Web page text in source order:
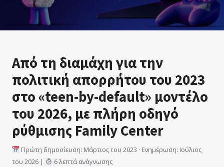
Από τη διαμάχη για την
πολιτική απορρήτου του 2023
στο «teen-by-default» μοντέλο
του 2026, με πλήρη οδηγό
ρύθμισης Family Center
Πρώτη δημοσίευση: Μάρτιος του 2023 · Ενημέρωση: Ιούλιος
του 2026 |
6 λεπτά ανάγνωσης